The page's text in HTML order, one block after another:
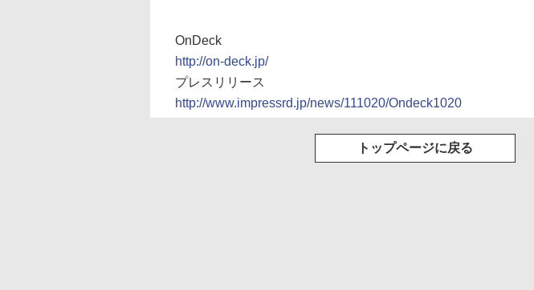
OnDeck
http://on-deck.jp/
プレスリリース
http://www.impressrd.jp/news/111020/Ondeck1020
トップページに戻る